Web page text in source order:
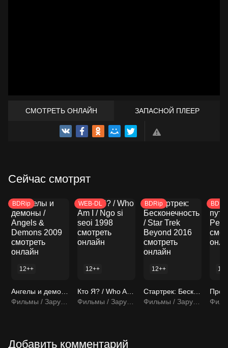
СМОТРЕТЬ ОНЛАЙН ЗАПАСНОЙ ПЛЕЕР
ТРЕЙЛЕР
Сейчас смотрят
BDRip
12++
WEB-DL
12++
BDRip
12++
Добавить комментарий